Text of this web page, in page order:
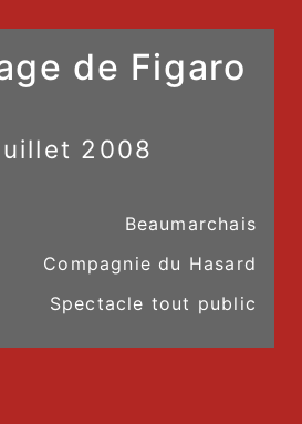
de Figaro
2008
Beaumarchais
Compagnie du Hasard
Spectacle tout public